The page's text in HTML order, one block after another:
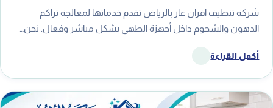
شركة تنظيف افران غاز بالرياض تقدم خدماتها لمعالجة تراكم
الدهون والشحوم داخل أجهزة الطهي بشكل مباشر وفعال. نحن…
أكمل القراءة